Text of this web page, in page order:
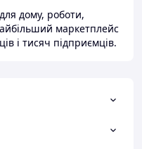
дому, роботи,
маркетплейс
і тисяч підприємців.